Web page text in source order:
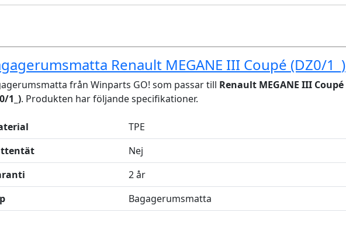
Renault MEGANE III Coupé (DZ0/1_)
från Winparts GO! som passar till Renault MEGANE III Coupé
1_). Produkten har följande specifikationer.
TPE
Nej
2 år
Bagagerumsmatta